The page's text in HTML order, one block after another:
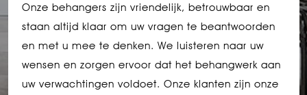
Onze behangers zijn vriendelijk, betrouwbaar en
staan altijd klaar om uw vragen te beantwoorden
en met u mee te denken. We luisteren naar uw
wensen en zorgen ervoor dat het behangwerk aan
uw verwachtingen voldoet. Onze klanten zijn onze